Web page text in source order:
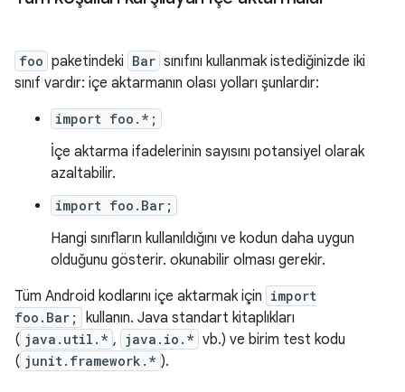
foo paketindeki Bar sınıfını kullanmak istediğinizde iki
sınıf vardır: içe aktarmanın olası yolları şunlardır:
import foo.*;
İçe aktarma ifadelerinin sayısını potansiyel olarak
azaltabilir.
import foo.Bar;
Hangi sınıfların kullanıldığını ve kodun daha uygun
olduğunu gösterir. okunabilir olması gerekir.
Tüm Android kodlarını içe aktarmak için import
foo.Bar;
kullanın. Java standart kitaplıkları
( java.util.* , java.io.* vb.) ve birim test kodu
( junit.framework.* ).